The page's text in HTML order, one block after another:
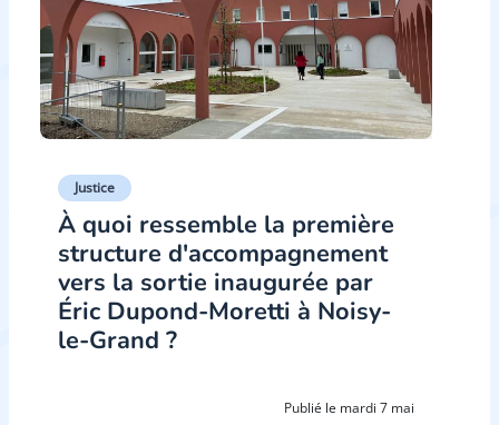
Justice
À quoi ressemble la première
structure d'accompagnement
vers la sortie inaugurée par
Éric Dupond-Moretti à Noisy-
le-Grand ?
Publié le mardi 7 mai